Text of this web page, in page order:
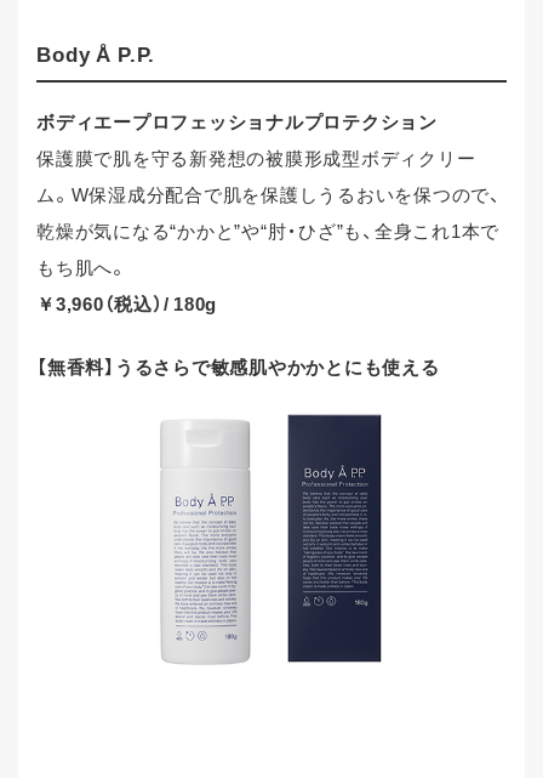
Body Å P.P.
ボディエープロフェッショナルプロテクション
保護膜で肌を守る新発想の被膜形成型ボディクリー
ム。W保湿成分配合で肌を保護しうるおいを保つので、
乾燥が気になる“かかと”や“肘・ひざ”も、全身これ1本で
もち肌へ。
￥3,960（税込）/ 180g
【無香料】うるさらで敏感肌やかかとにも使える